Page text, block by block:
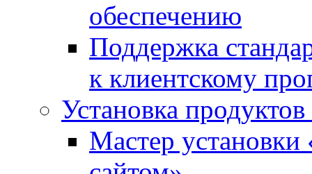
обеспечению
Поддержка
к клиентскому
Установка
Мастер